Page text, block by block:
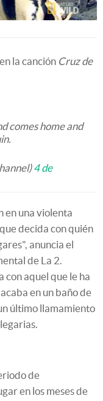
la canción Cruz de
comes home and
4 de
en una violenta
decida con quién
anuncia el
de La 2.
con aquel que le ha
en un baño de
último llamamiento
de
en los meses de